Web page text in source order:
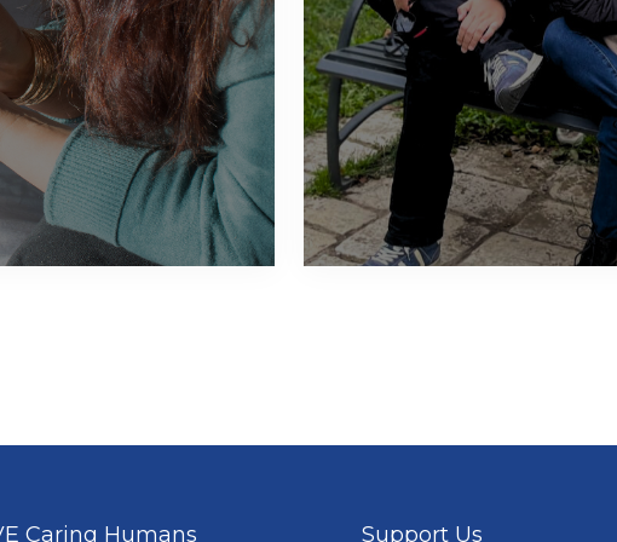
Caring Humans Support Us